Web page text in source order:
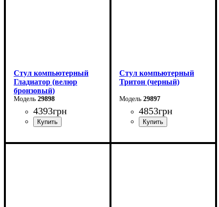
Стул компьютерный
Гладиатор (велюр
бронзовый)
29898
4393грн
Стул компьютерный
Тритон (черный)
29897
4853грн